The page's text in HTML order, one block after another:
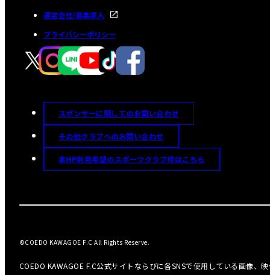
運営会社/募集求人
プライバシーポリシー
スポンサーに関してのお問い合わせ
その他クラブへのお問い合わせ
本HP利用希望のスポーツクラブ様はこちら
COEDO KAWAGOE F.C公式サイトならびに各SNSで使用している画像、
©COEDO KAWAGOE F.C All Rights Reserve.